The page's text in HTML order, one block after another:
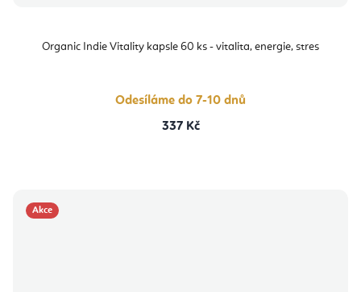
Organic Indie Vitality kapsle 60 ks - vitalita, energie, stres
Odesíláme do 7-10 dnů
337 Kč
Akce